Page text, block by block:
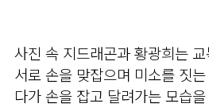
사진 속 지드래곤과 황광희는
서로 손을 맞잡으며 미소를 짓
다가 손을 잡고 달려가는 모습